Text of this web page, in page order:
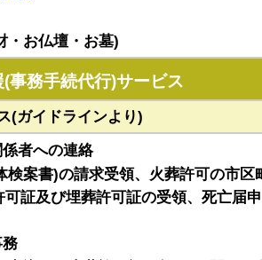
・お仏壇・お墓)
事務手続代行)サービス
(ガイドラインより)
者への連絡
検案書)の請求受領、火葬許可の市区
証及び埋葬許可証の受領、死亡届